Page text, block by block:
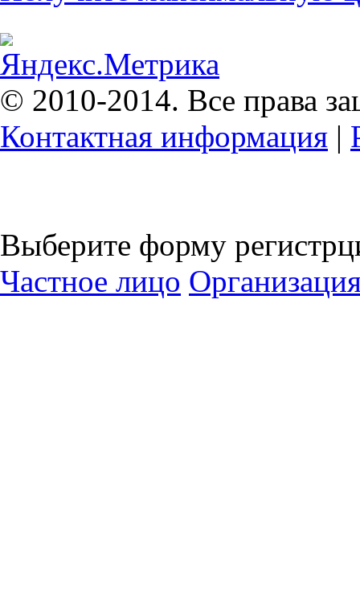
© 2010-2014. Все права
Контактная информация |
Выберите форму
Частное лицо